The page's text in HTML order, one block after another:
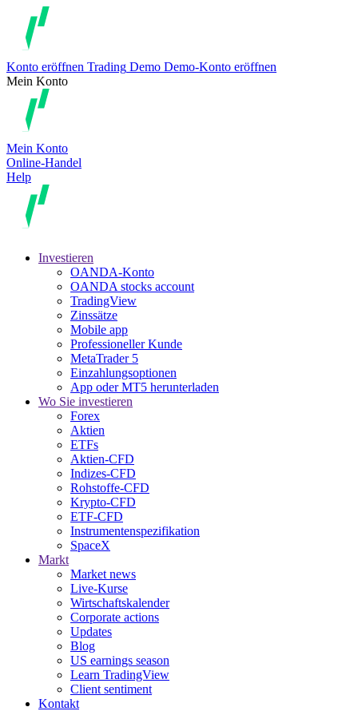
Konto eröffnen Trading Demo Demo-Konto eröffnen
Mein Konto
Mein Konto
Online-Handel
Help
Investieren
OANDA-Konto
OANDA stocks account
TradingView
Zinssätze
Mobile app
Professioneller Kunde
MetaTrader 5
Einzahlungsoptionen
App oder MT5 herunterladen
Wo Sie investieren
Forex
Aktien
ETFs
Aktien-CFD
Indizes-CFD
Rohstoffe-CFD
Krypto-CFD
ETF-CFD
Instrumentenspezifikation
SpaceX
Markt
Market news
Live-Kurse
Wirtschaftskalender
Corporate actions
Updates
Blog
US earnings season
Learn TradingView
Client sentiment
Kontakt